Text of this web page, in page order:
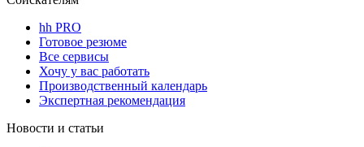
hh PRO
Готовое резюме
Все сервисы
Хочу у вас работать
Производственный календарь
Экспертная рекомендация
Новости и статьи